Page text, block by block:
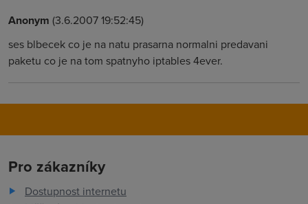
Anonym (3.6.2007 19:52:45)
ses blbecek co je na natu prasarna normalni predavani
paketu co je na tom spatnyho iptables 4ever.
Pro zákazníky
Dostupnost internetu